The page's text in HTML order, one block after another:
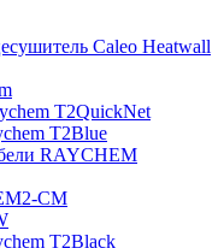
Caleo Heatwall
T2QuickNet
T2Blue
RAYCHEM
CM
T2Black